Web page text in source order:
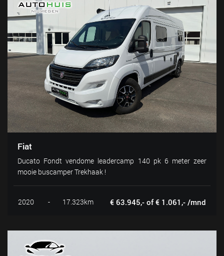
Fiat
Ducato Fondt vendome leadercamp 140 pk 6 meter zeer
mooie buscamper Trekhaak !
2020 - 17.323km € 63.945,- of € 1.061,- /mnd